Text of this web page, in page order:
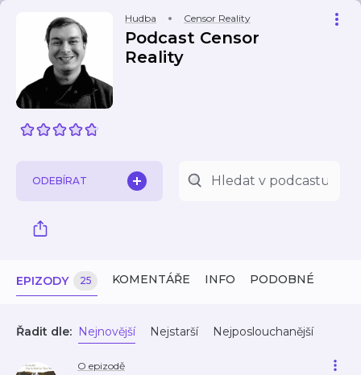
Hudba Censor Reality
Podcast Censor
Reality
ODEBÍRAT
EPIZODY 25 KOMENTÁŘE INFO PODOBNÉ
Řadit dle: Nejnovější Nejstarší Nejposlouchanější
O epizodě